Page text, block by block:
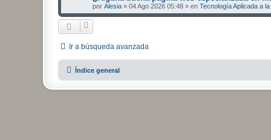
por Alesia » 04 Ago 2026 05:48 » en Tecnología Aplicada a
Ir a búsqueda avanzada
Índice general